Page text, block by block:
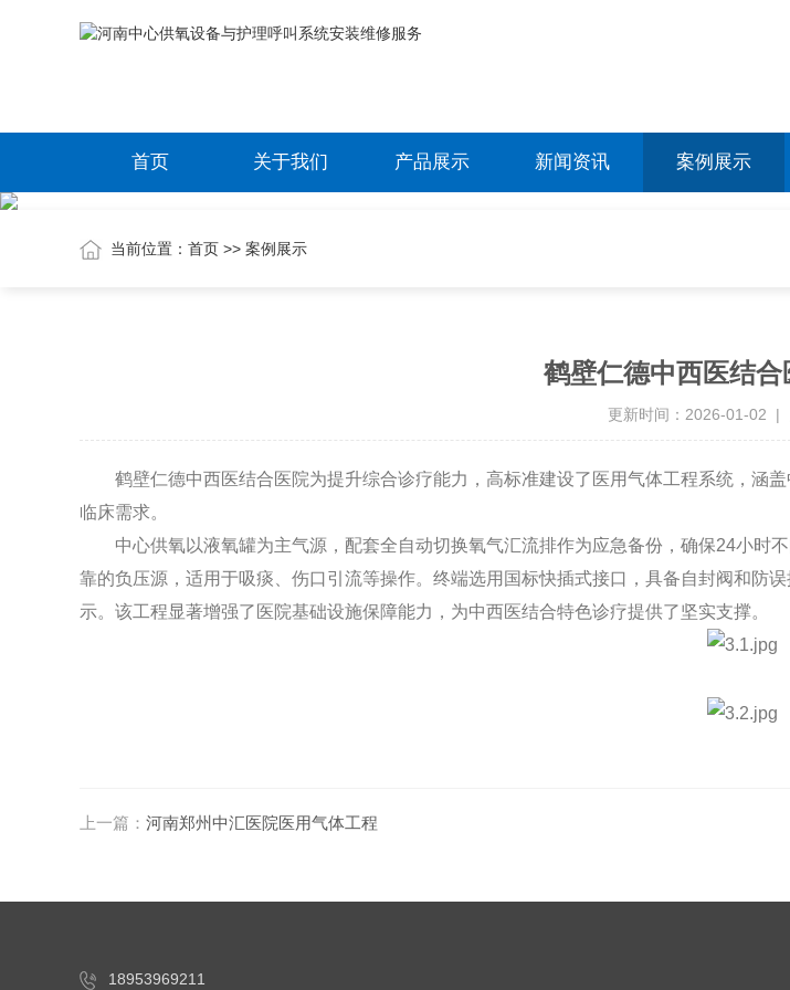
首页 关于我们 产品展示 新闻资讯 案例展示
当前位置： 首页 >> 案例展示
鹤壁仁德中西医结
更新时间：2026-01-02 |
鹤壁仁德中西医结合医院为提升综合诊疗能力，高标准建设了医用气体工程系统，涵
临床需求。
中心供氧以液氧罐为主气源，配套全自动切换氧气汇流排作为应急备份，确保24小时
靠的负压源，适用于吸痰、伤口引流等操作。终端选用国标快插式接口，具备自封阀和防
示。该工程显著增强了医院基础设施保障能力，为中西医结合特色诊疗提供了坚实支撑。
上一篇： 河南郑州中汇医院医用气体工程
18953969211